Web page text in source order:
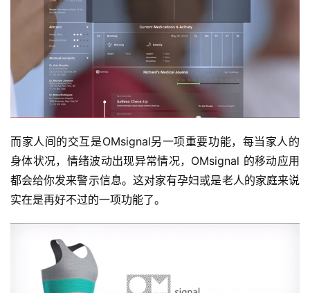
训
练
视
而家人间的交互是OMsignal另一项重要功能，每当家人的
身体状况，情绪波动出现异常情况，OMsignal 的移动应用
都会给你发来警示信息。这对家有孕妇或是老人的家庭来说
实在是再好不过的一项功能了。